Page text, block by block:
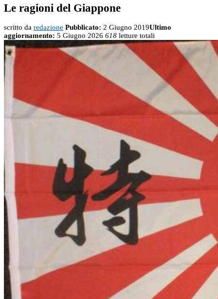
Le ragioni del Giappone
scritto da redazione Pubblicato: 2 Giugno 2019Ultimo
aggiornamento: 5 Giugno 2026 618 letture totali